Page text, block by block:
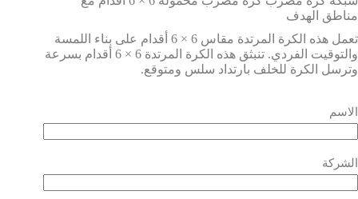
مناطق الهدف
تعمل هذه الكرة المرتدة مقاس 6 × 6 أقدام على بناء اللمسة
والتوقيت الفردي. تنبثق هذه الكرة المرتدة 6 × 6 أقدام بسرعة
وترسل الكرة للخلف بارتداد سلس ومتوقع.
الاسم
الشركة